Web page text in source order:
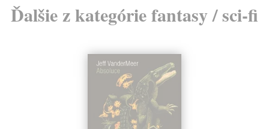
Ďalšie z kategórie fantasy / sci-fi